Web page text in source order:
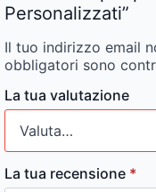
Personalizzati”
Il tuo indirizzo email
obbligatori sono
La tua valutazione
La tua recensione *